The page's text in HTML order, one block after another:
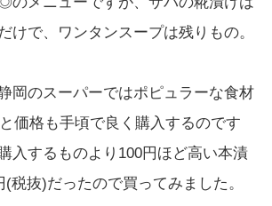
けで、ワンタンスープは残りもの。
岡のスーパーではポピュラーな食材
価格も手頃で良く購入するのです
入するものより100円ほど高い本漬
税抜)だったので買ってみました。